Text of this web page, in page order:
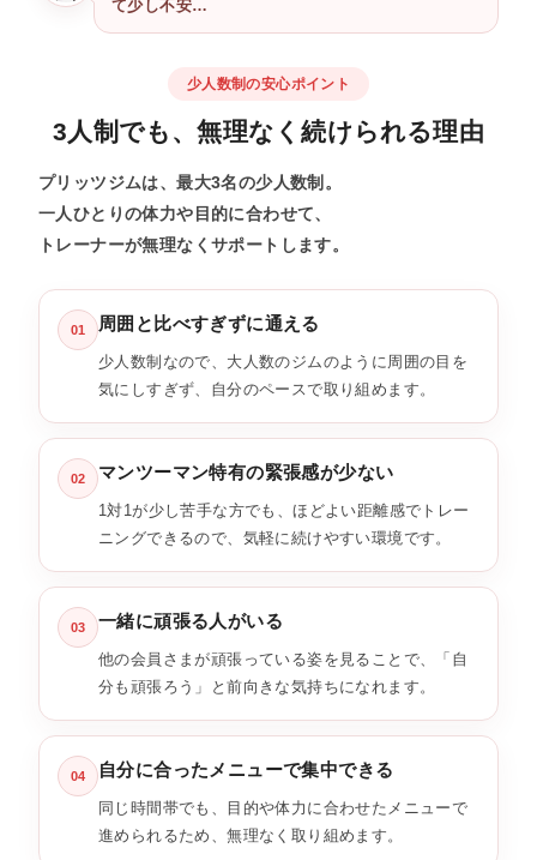
て少し不安…
少人数制の安心ポイント
3人制でも、無理なく続けられる理由
プリッツジムは、最大3名の少人数制。
一人ひとりの体力や目的に合わせて、
トレーナーが無理なくサポートします。
01 周囲と比べすぎずに通える
少人数制なので、大人数のジムのように周囲の目を
気にしすぎず、自分のペースで取り組めます。
02 マンツーマン特有の緊張感が少ない
1対1が少し苦手な方でも、ほどよい距離感でトレー
ニングできるので、気軽に続けやすい環境です。
03 一緒に頑張る人がいる
他の会員さまが頑張っている姿を見ることで、「自
分も頑張ろう」と前向きな気持ちになれます。
04 自分に合ったメニューで集中できる
同じ時間帯でも、目的や体力に合わせたメニューで
進められるため、無理なく取り組めます。